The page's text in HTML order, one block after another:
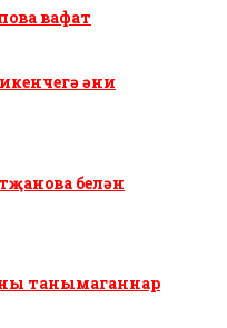
вафат
әни
белән
танымаганнар